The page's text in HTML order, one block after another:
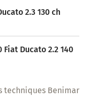
2.3 130 ch
Fiat Ducato 2.2 140
techniques Benimar